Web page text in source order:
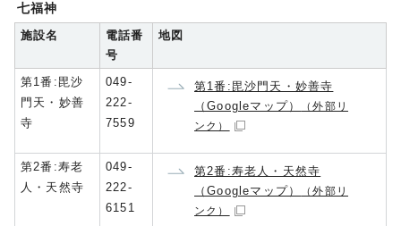
七福神
施設名
電話番
号
地図
第1番:毘沙
門天・妙善
寺
049-
222-
7559
第1番:毘沙門天・妙善寺
（Googleマップ）
（外部リ
ンク）
第2番:寿老
人・天然寺
049-
222-
6151
第2番:寿老人・天然寺
（Googleマップ）
（外部リ
ンク）